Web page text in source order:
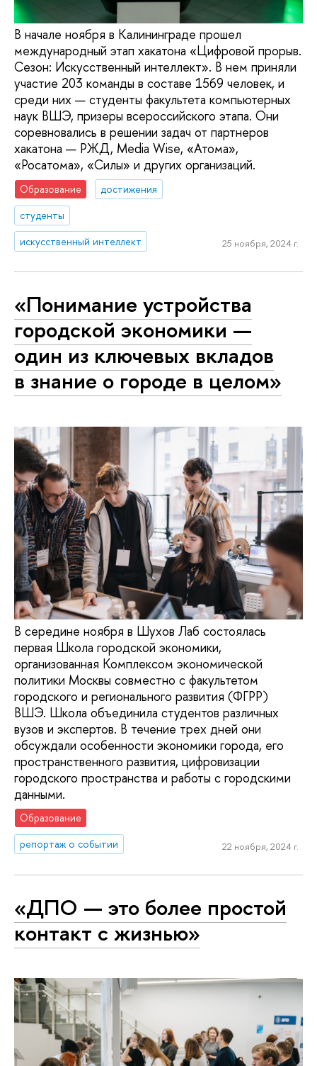
В начале ноября в Калининграде прошел
международный этап хакатона «Цифровой прорыв.
Сезон: Искусственный интеллект». В нем приняли
участие 203 команды в составе 1569 человек, и
среди них — студенты факультета компьютерных
наук ВШЭ, призеры всероссийского этапа. Они
соревновались в решении задач от партнеров
хакатона — РЖД, Media Wise, «Атома»,
«Росатома», «Силы» и других организаций.
Образование
достижения
студенты
искусственный интеллект
25 ноября, 2024 г.
«Понимание устройства
городской экономики —
один из ключевых вкладов
в знание о городе в целом»
В середине ноября в Шухов Лаб состоялась
первая Школа городской экономики,
организованная Комплексом экономической
политики Москвы совместно с факультетом
городского и регионального развития (ФГРР)
ВШЭ. Школа объединила студентов различных
вузов и экспертов. В течение трех дней они
обсуждали особенности экономики города, его
пространственного развития, цифровизации
городского пространства и работы с городскими
данными.
Образование
репортаж о событии
22 ноября, 2024 г.
«ДПО — это более простой
контакт с жизнью»